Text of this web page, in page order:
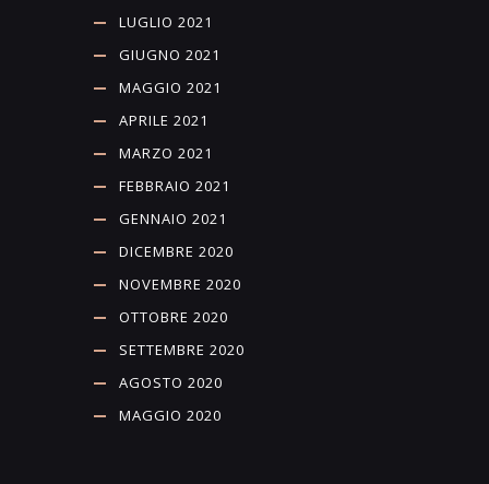
LUGLIO 2021
GIUGNO 2021
MAGGIO 2021
APRILE 2021
MARZO 2021
FEBBRAIO 2021
GENNAIO 2021
DICEMBRE 2020
NOVEMBRE 2020
OTTOBRE 2020
SETTEMBRE 2020
AGOSTO 2020
MAGGIO 2020